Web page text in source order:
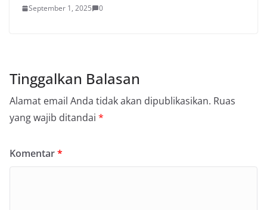
September 1, 2025 0
Tinggalkan Balasan
Alamat email Anda tidak akan dipublikasikan. Ruas
yang wajib ditandai *
Komentar*